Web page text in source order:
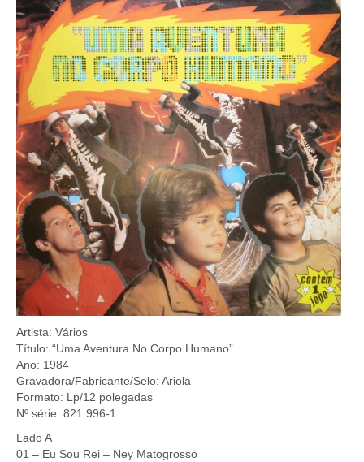
Artista: Vários
Título: “Uma Aventura No Corpo Humano”
Ano: 1984
Gravadora/Fabricante/Selo: Ariola
Formato: Lp/12 polegadas
Nº série: 821 996-1
Lado A
01 – Eu Sou Rei – Ney Matogrosso